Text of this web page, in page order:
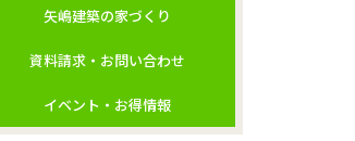
矢嶋建築の家づくり
資料請求・お問い合わせ
イベント・お得情報